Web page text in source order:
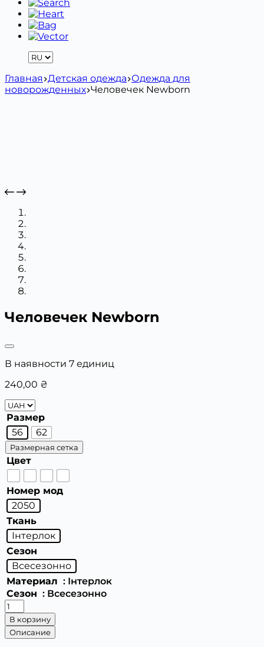
Главная Детская одежда Одежда для
новорожденных Человечек Newborn
Человечек Newborn
В наявности 7 единиц
240,00 ₴
Размер
56
62
Размерная сетка
Цвет
Номер мод
2050
Ткань
Інтерлок
Сезон
Всесезонно
Материал : Інтерлок
Сезон : Всесезонно
Количество
товара
Человечек
Newborn
В корзину
Описание